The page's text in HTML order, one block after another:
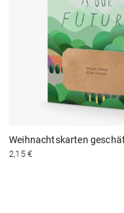
Weihnachtskarten
2,15 €